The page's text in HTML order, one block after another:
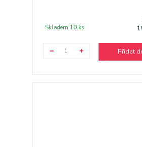
Skladem 10 ks
Přidat